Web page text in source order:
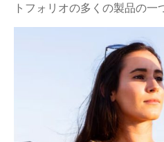
トフォリオの多くの製品の一